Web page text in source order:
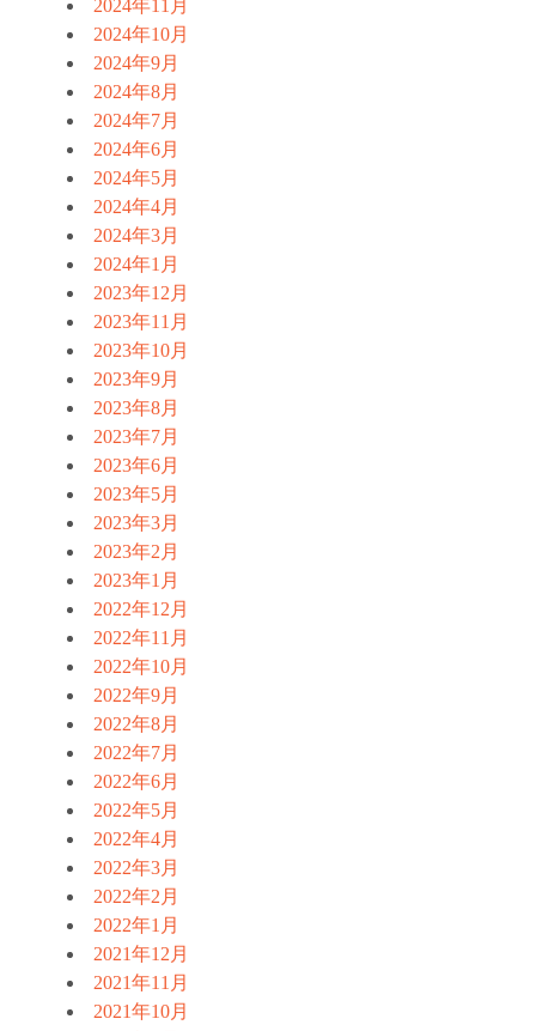
2024年11月
2024年10月
2024年9月
2024年8月
2024年7月
2024年6月
2024年5月
2024年4月
2024年3月
2024年1月
2023年12月
2023年11月
2023年10月
2023年9月
2023年8月
2023年7月
2023年6月
2023年5月
2023年3月
2023年2月
2023年1月
2022年12月
2022年11月
2022年10月
2022年9月
2022年8月
2022年7月
2022年6月
2022年5月
2022年4月
2022年3月
2022年2月
2022年1月
2021年12月
2021年11月
2021年10月